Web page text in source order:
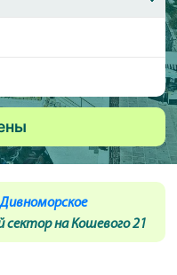
Дивноморское
сектор на Кошевого 21